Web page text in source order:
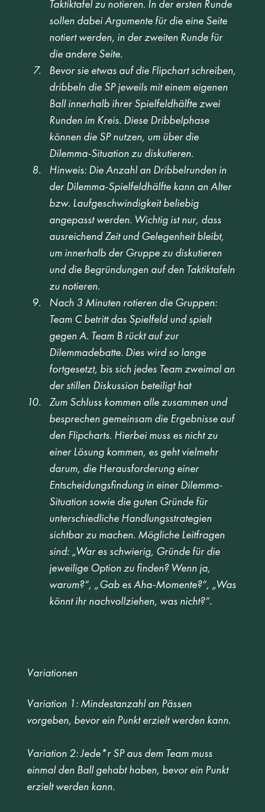
Taktiktafel zu notieren. In der ersten Runde
sollen dabei Argumente für die eine Seite
notiert werden, in der zweiten Runde für
die andere Seite.
Bevor sie etwas auf die Flipchart schreiben,
dribbeln die SP jeweils mit einem eigenen
Ball innerhalb ihrer Spielfeldhälfte zwei
Runden im Kreis. Diese Dribbelphase
können die SP nutzen, um über die
Dilemma-Situation zu diskutieren.
Hinweis: Die Anzahl an Dribbelrunden in
der Dilemma-Spielfeldhälfte kann an Alter
bzw. Laufgeschwindigkeit beliebig
angepasst werden. Wichtig ist nur, dass
ausreichend Zeit und Gelegenheit bleibt,
um innerhalb der Gruppe zu diskutieren
und die Begründungen auf den Taktiktafeln
zu notieren.
Nach 3 Minuten rotieren die Gruppen:
Team C betritt das Spielfeld und spielt
gegen A. Team B rückt auf zur
Dilemmadebatte. Dies wird so lange
fortgesetzt, bis sich jedes Team zweimal an
der stillen Diskussion beteiligt hat
Zum Schluss kommen alle zusammen und
besprechen gemeinsam die Ergebnisse auf
den Flipcharts. Hierbei muss es nicht zu
einer Lösung kommen, es geht vielmehr
darum, die Herausforderung einer
Entscheidungsfindung in einer Dilemma-
Situation sowie die guten Gründe für
unterschiedliche Handlungsstrategien
sichtbar zu machen. Mögliche Leitfragen
sind: „War es schwierig, Gründe für die
jeweilige Option zu finden? Wenn ja,
warum?“, „Gab es Aha-Momente?“, „Was
könnt ihr nachvollziehen, was nicht?“.
Variationen
Variation 1: Mindestanzahl an Pässen
vorgeben, bevor ein Punkt erzielt werden kann.
Variation 2: Jede*r SP aus dem Team muss
einmal den Ball gehabt haben, bevor ein Punkt
erzielt werden kann.